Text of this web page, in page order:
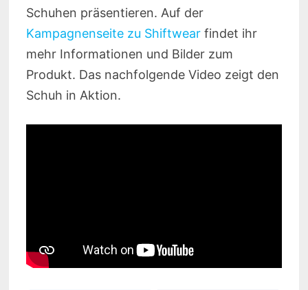
Schuhen präsentieren. Auf der
Kampagnenseite zu Shiftwearfindet ihr
mehr Informationen und Bilder zum
Produkt. Das nachfolgende Video zeigt den
Schuh in Aktion.